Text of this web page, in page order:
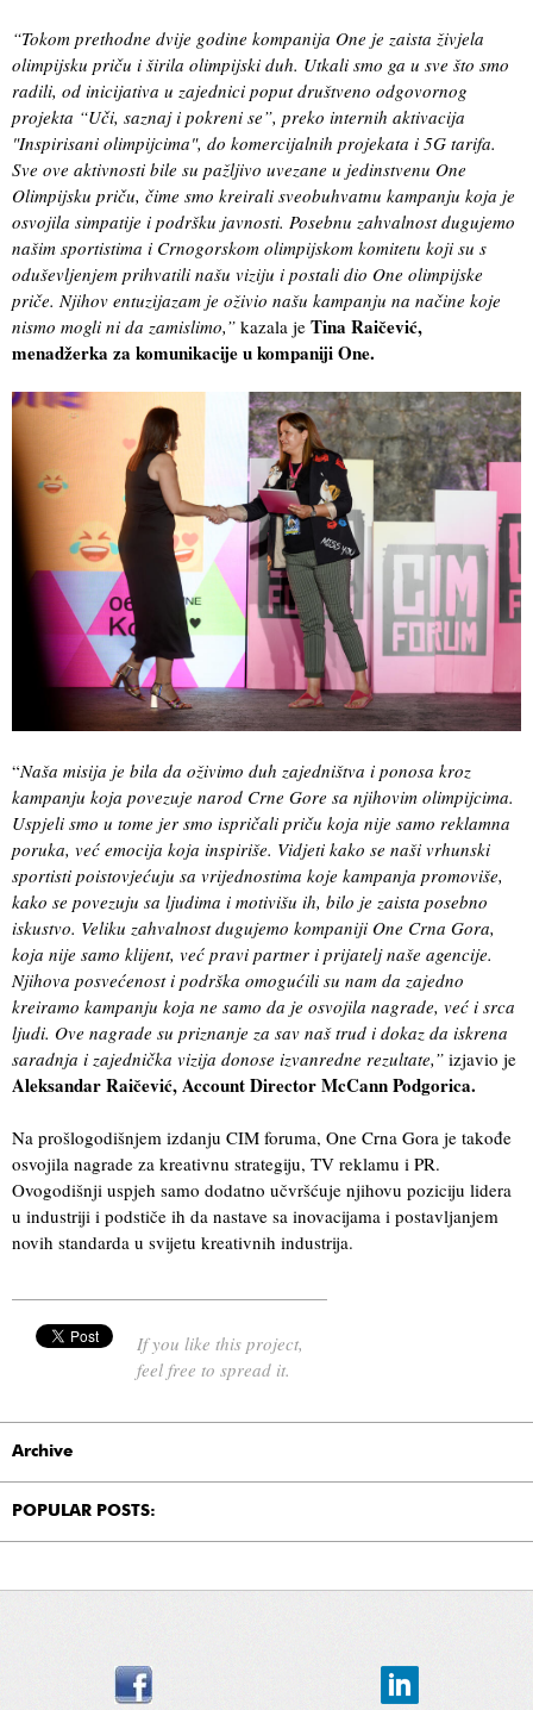
“Tokom prethodne dvije godine kompanija One je zaista živjela
olimpijsku priču i širila olimpijski duh. Utkali smo ga u sve što smo
radili, od inicijativa u zajednici poput društveno odgovornog
projekta “Uči, saznaj i pokreni se”, preko internih aktivacija
"Inspirisani olimpijcima", do komercijalnih projekata i 5G tarifa.
Sve ove aktivnosti bile su pažljivo uvezane u jedinstvenu One
Olimpijsku priču, čime smo kreirali sveobuhvatnu kampanju koja je
osvojila simpatije i podršku javnosti. Posebnu zahvalnost dugujemo
našim sportistima i Crnogorskom olimpijskom komitetu koji su s
oduševljenjem prihvatili našu viziju i postali dio One olimpijske
priče. Njihov entuzijazam je oživio našu kampanju na načine koje
nismo mogli ni da zamislimo,” kazala je Tina Raičević,
menadžerka za komunikacije u kompaniji One.
“Naša misija je bila da oživimo duh zajedništva i ponosa kroz
kampanju koja povezuje narod Crne Gore sa njihovim olimpijcima.
Uspjeli smo u tome jer smo ispričali priču koja nije samo reklamna
poruka, već emocija koja inspiriše. Vidjeti kako se naši vrhunski
sportisti poistovjećuju sa vrijednostima koje kampanja promoviše,
kako se povezuju sa ljudima i motivišu ih, bilo je zaista posebno
iskustvo. Veliku zahvalnost dugujemo kompaniji One Crna Gora,
koja nije samo klijent, već pravi partner i prijatelj naše agencije.
Njihova posvećenost i podrška omogućili su nam da zajedno
kreiramo kampanju koja ne samo da je osvojila nagrade, već i srca
ljudi. Ove nagrade su priznanje za sav naš trud i dokaz da iskrena
saradnja i zajednička vizija donose izvanredne rezultate,” izjavio je
Aleksandar Raičević, Account Director McCann Podgorica.
Na prošlogodišnjem izdanju CIM foruma, One Crna Gora je takođe
osvojila nagrade za kreativnu strategiju, TV reklamu i PR.
Ovogodišnji uspjeh samo dodatno učvršćuje njihovu poziciju lidera
u industriji i podstiče ih da nastave sa inovacijama i postavljanjem
novih standarda u svijetu kreativnih industrija.
If you like this project,
feel free to spread it.
Archive
POPULAR POSTS: